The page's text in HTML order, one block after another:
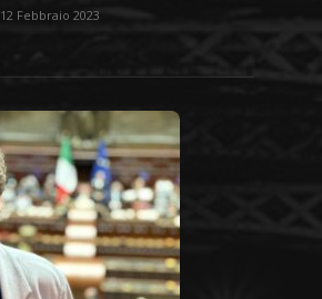
12 Febbraio 2023